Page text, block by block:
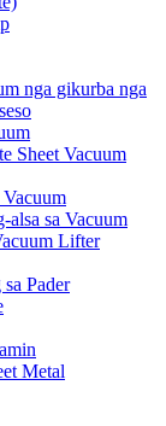
nga gikurba nga
Sheet Vacuum
Vacuum
alsa sa Vacuum
Lifter
Pader
Metal